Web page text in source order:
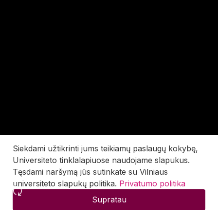
Siekdami užtikrinti jums teikiamų paslaugų kokybę,
Universiteto tinklalapiuose naudojame slapukus.
Tęsdami naršymą jūs sutinkate su Vilniaus
universiteto slapukų politika. Privatumo politika
Supratau